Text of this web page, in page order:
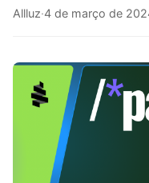
Allluz·4 de março de